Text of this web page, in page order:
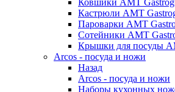
Ковшики AMT
Кастрюли AMT
Пароварки AMT
Сотейники AMT
Крышки для посуды
Arcos - посуда и ножи
Назад
Arcos - посуда и ножи
Наборы кухонных